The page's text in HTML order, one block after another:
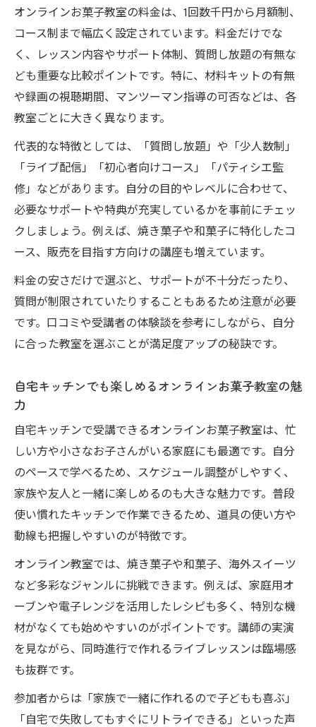
和菓子教室で学べる集中力サポートスイー
ツの魅力
オンラインお菓子教室の質問し放題で最適
な選び方を発見
焼き菓子講座を通じて得られるお菓子販売の準
備と安全知識
オンラインお菓子教室で学ぶ衛生法や販売
準備の基本
焼き菓子オンラインレッスンで身につく安
全管理の実践
パティシエ講座で知る菓子販売の許可申請
と注意点
オンラインお菓子教室の質問し放題を活か
した手続き相談
焼き菓子講座で学ぶ自宅キッチンの安全チ
ェック
販売の基礎
オンラインお菓子教室で自宅販売の基礎を
徹底解説
質問し放題のメリットを活かした販売準備
の進め方
焼き菓子オンラインレッスンで学ぶ販売時
の注意事項
パティシエ講座で知る自宅販売に必要な知
識とコツ
オンラインお菓子教室の質問事例から学ぶ
販売体験
自信を持って始めるための焼き菓子オンライン
レッスン活用法
焼き菓子オンラインレッスンで基礎技術を
定着させる方法
オンラインお菓子教室の料金は、1回数千円から月額制、
コース制まで幅広く設定されています。料金だけでな
く、レッスン内容やサポート体制、質問し放題の有無な
ども重要な比較ポイントです。特に、材料キットの有無
や録画の視聴期間、マンツーマン指導の可否などは、各
教室ごとに大きく異なります。
代表的な特徴としては、「質問し放題」や「少人数制」
「ライブ配信」「初心者向けコース」「パティシエ監
修」などがあります。自分の目的やレベルに合わせて、
必要なサポートや特典が充実しているかを事前にチェッ
クしましょう。例えば、焼き菓子や和菓子に特化したコ
ース、販売を目指す方向けの講座も増えています。
料金の安さだけで選ぶと、サポートが不十分だったり、
質問が制限されていたりすることもあるため注意が必要
です。口コミや受講者の体験談を参考にしながら、自分
に合った教室を選ぶことが満足度アップの秘訣です。
自宅キッチンでも楽しめるオンラインお菓子教室の魅
力
自宅キッチンで受講できるオンラインお菓子教室は、忙
しい方や小さなお子さんがいる家庭にも最適です。自分
のペースで学べるため、スケジュール調整がしやすく、
家族や友人と一緒に楽しめるのも大きな魅力です。普段
使い慣れたキッチンで作業できるため、道具の使い方や
動線も把握しやすいのが特徴です。
オンライン教室では、焼き菓子や和菓子、海外スイーツ
など多彩なジャンルに挑戦できます。例えば、家庭用オ
ーブンや電子レンジを活用したレシピも多く、特別な機
材がなくても始めやすいのがポイントです。講師の実演
を見ながら、同時進行で作れるライブレッスンは臨場感
も抜群です。
参加者からは「家族で一緒に作れるので子どもも喜ぶ」
「自宅で失敗してもすぐにリトライできる」といった声